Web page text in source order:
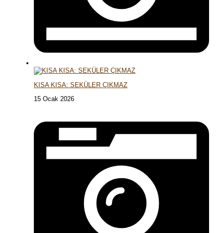
KISA KISA: SEKÜLER ÇIKMAZ
15 Ocak 2026